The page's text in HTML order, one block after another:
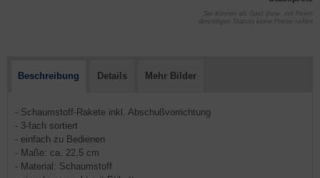
Sie können als Gast (bzw. mit Ihrem
derzeitigen Status) keine Preise sehen
Beschreibung Details Mehr Bilder
- Schaumstoff-Rakete inkl. Abschußvorrichtung
- 3-fach sortiert
- einfach zu Bedienen
- Maße: ca. 22,5 cm
- Material: Schaumstoff